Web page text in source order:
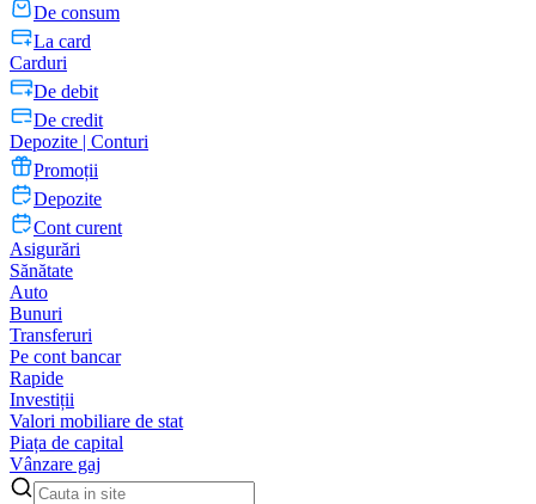
De consum
La card
Carduri
De debit
De credit
Depozite | Conturi
Promoții
Depozite
Cont curent
Asigurări
Sănătate
Auto
Bunuri
Transferuri
Pe cont bancar
Rapide
Investiții
Valori mobiliare de stat
Piața de capital
Vânzare gaj